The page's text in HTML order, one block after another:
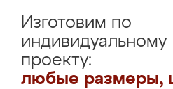
Изготовим по
индивидуальному
проекту:
любые размеры,